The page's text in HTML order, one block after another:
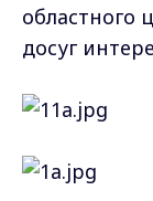
областного
досуг